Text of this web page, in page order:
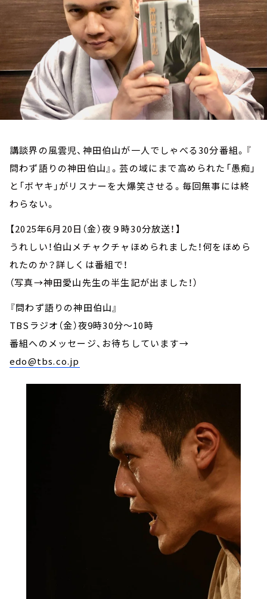
会社情報
講談界の風雲児、神田伯山が一人でしゃべる30分番組。『
問わず語りの神田伯山』。芸の域にまで高められた「愚痴」
と「ボヤキ」がリスナーを大爆笑させる。毎回無事には終
わらない。
【2025年6月20日（金）夜９時30分放送！】
うれしい！伯山メチャクチャほめられました！何をほめら
れたのか？詳しくは番組で！
（写真→神田愛山先生の半生記が出ました！）
『問わず語りの神田伯山』
TBSラジオ（金）夜9時30分～10時
番組へのメッセージ、お待ちしています→
edo@tbs.co.jp